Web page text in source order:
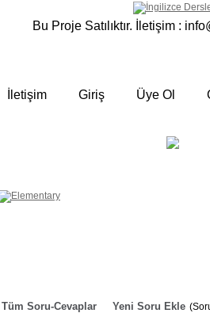
Bu Proje Satılıktır. İletişim :
İletişim Giriş Üye Ol
Tüm Soru-Cevaplar Yeni Soru Ekle